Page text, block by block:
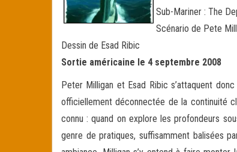
Sub-Mariner : The
Scénario de Pete
Dessin de Esad Ribic
Sortie américaine le 4 septembre 2008
Peter Milligan et Esad Ribic s’attaquent
officiellement déconnectée de la continuité
connu : quand on explore les profondeurs
genre de pratiques, suffisamment balisées